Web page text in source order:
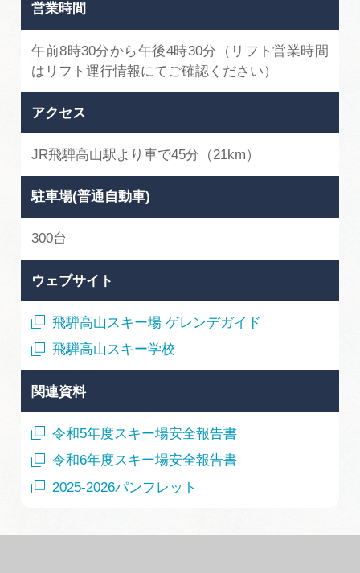
営業時間
午前8時30分から午後4時30分（リフト営業時間
はリフト運行情報にてご確認ください）
アクセス
JR飛騨高山駅より車で45分（21km）
駐車場(普通自動車)
300台
ウェブサイト
飛騨高山スキー場 ゲレンデガイド
飛騨高山スキー学校
関連資料
令和5年度スキー場安全報告書
令和6年度スキー場安全報告書
2025-2026パンフレット